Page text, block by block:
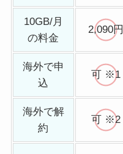
10GB/月
の料金
2,090円
海外で申
込
可 ※1
海外で解
約
可 ※2